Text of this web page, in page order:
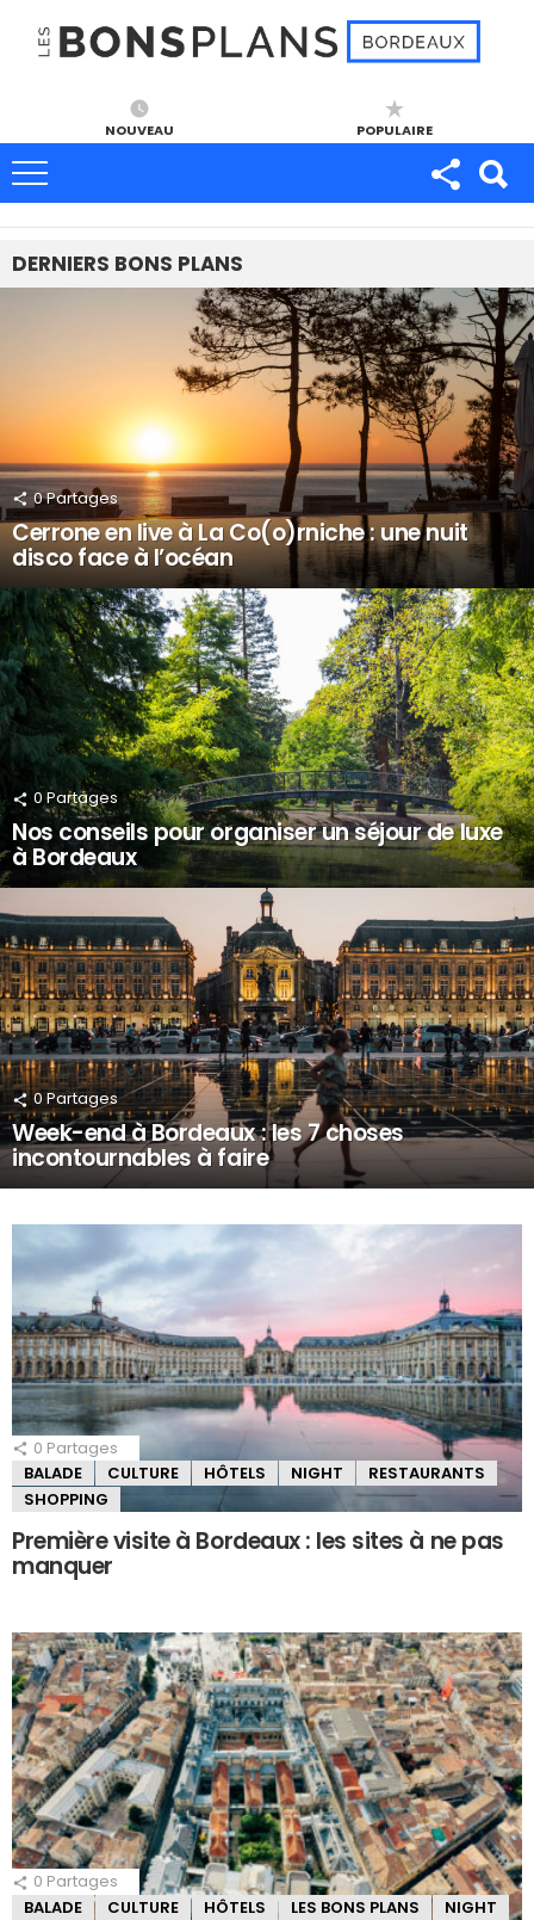
NOUVEAU POPULAIRE
DERNIERS BONS PLANS
0Partages
Cerrone en live à La Co(o)rniche : une nuit
disco face à l’océan
0Partages
Nos conseils pour organiser un séjour de luxe
à Bordeaux
0Partages
Week-end à Bordeaux : les 7 choses
incontournables à faire
0 Partages
BALADE
CULTURE HÔTELS NIGHT
RESTAURANTS
SHOPPING
Première visite à Bordeaux : les sites à ne pas
manquer
0 Partages
BALADE
CULTURE HÔTELS LES BONS PLANS NIGHT